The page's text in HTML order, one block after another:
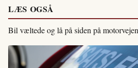
LÆS OGSÅ
Bil væltede og lå på siden på